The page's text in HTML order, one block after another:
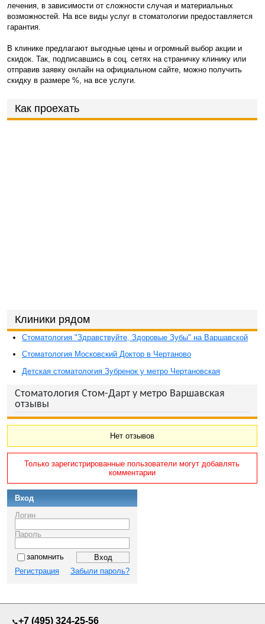
лечения, в зависимости от сложности случая и материальных
возможностей. На все виды услуг в стоматологии предоставляется
гарантия.
В клинике предлагают выгодные цены и огромный выбор акции и
скидок. Так, подписавшись в соц. сетях на страничку клинику или
отправив заявку онлайн на официальном сайте, можно получить
скидку в размере %, на все услуги.
Как проехать
Клиники рядом
Стоматология "Здравствуйте, Здоровые Зубы" на Варшавской
Стоматология Московский Доктор в Чертаново
Детская стоматология Зубренок у метро Чертановская
Стоматология Стом-Дарт у метро Варшавская
отзывы
Нет отзывов
Только зарегистрированные пользователи могут добавлять
комментарии
Вход
Логин
Пароль
запомнить
Регистрация
Забыли пароль?
📞+7 (495) 324-25-56